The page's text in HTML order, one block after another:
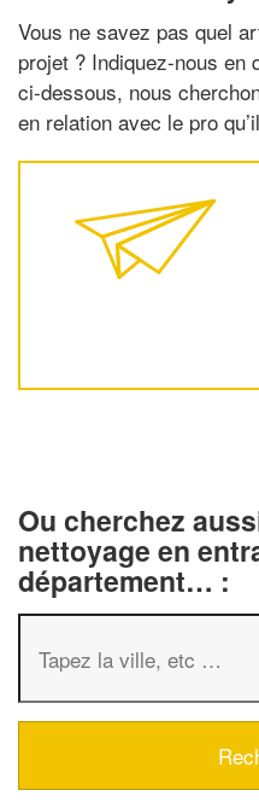
Vous ne savez pas quel
projet ? Indiquez-nous en
ci-dessous, nous
en relation avec le pro
Ou cherchez
nettoyage en
département… :